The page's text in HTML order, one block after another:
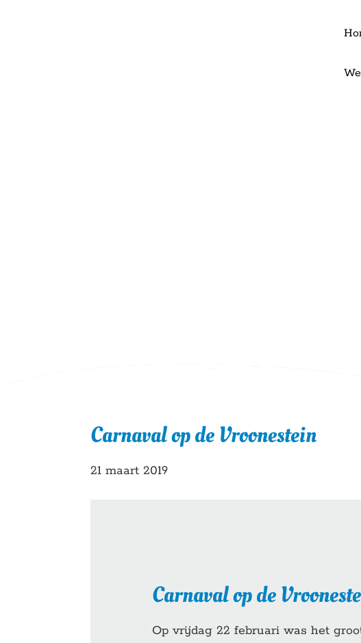
Carnaval op de Vroonestein
21 maart 2019
Carnaval op de
Op vrijdag 22 februari was het